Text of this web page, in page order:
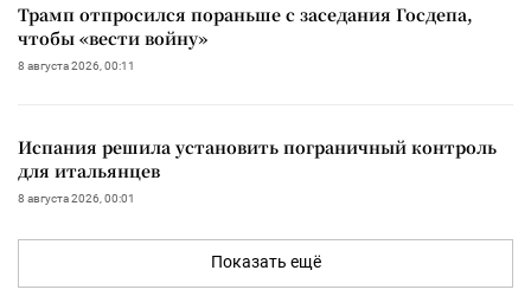
Трамп отпросился пораньше с заседания Госдепа,
чтобы «вести войну»
8 августа 2026, 00:11
Испания решила установить пограничный контроль
для итальянцев
8 августа 2026, 00:01
Показать ещё